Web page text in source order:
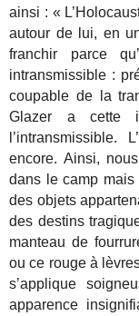
ainsi : «
autour de lui, en
franchir parce
intransmissible :
coupable de la
Glazer a cette
l’intransmissible.
encore. Ainsi,
dans le camp
des objets
des destins
manteau de
ou ce rouge à
s’applique
apparence